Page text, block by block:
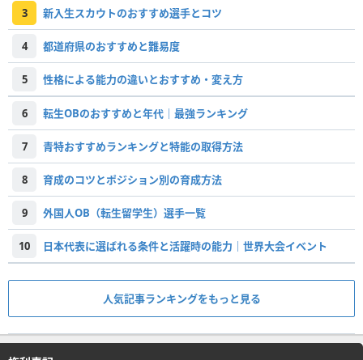
3 新入生スカウトのおすすめ選手とコツ
4 都道府県のおすすめと難易度
5 性格による能力の違いとおすすめ・変え方
6 転生OBのおすすめと年代｜最強ランキング
7 青特おすすめランキングと特能の取得方法
8 育成のコツとポジション別の育成方法
9 外国人OB（転生留学生）選手一覧
10 日本代表に選ばれる条件と活躍時の能力｜世界大会イベント
人気記事ランキングをもっと見る